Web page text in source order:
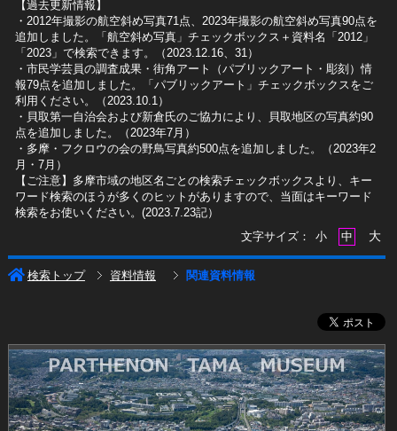
【過去更新情報】
・2012年撮影の航空斜め写真71点、2023年撮影の航空斜め写真90点を
追加しました。「航空斜め写真」チェックボックス＋資料名「2012」
「2023」で検索できます。（2023.12.16、31）
​・市民学芸員の調査成果・街角アート（パブリックアート・彫刻）情
報79点を追加しました。「パブリックアート」チェックボックスをご
利用ください。（2023.10.1）
・貝取第一自治会および新倉氏のご協力により、貝取地区の写真約90
点を追加しました。（2023年7月）
・多摩・フクロウの会の野鳥写真約500点を追加しました。（2023年2
月・7月）
【ご注意】多摩市域の地区名ごとの検索チェックボックスより、キー
ワード検索のほうが多くのヒットがありますので、当面はキーワード
検索をお使いください。(2023.7.23記）
文字サイズ：
小 中 大
検索トップ 資料情報 関連資料情報